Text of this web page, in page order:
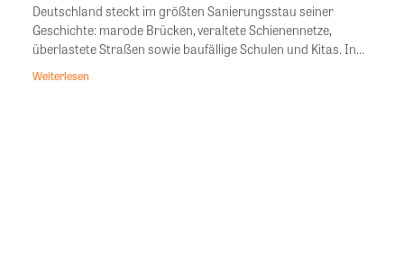
Deutschland steckt im größten Sanierungsstau seiner
Geschichte: marode Brücken, veraltete Schienennetze,
überlastete Straßen sowie baufällige Schulen und Kitas. In...
Weiterlesen